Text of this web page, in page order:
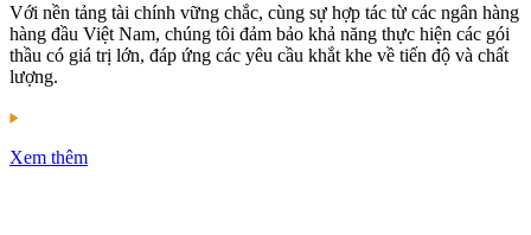
Với nền tảng tài chính vững chắc, cùng sự hợp tác từ các ngân hàng
hàng đầu Việt Nam, chúng tôi đảm bảo khả năng thực hiện các gói
thầu có giá trị lớn, đáp ứng các yêu cầu khắt khe về tiến độ và chất
lượng.
Xem thêm